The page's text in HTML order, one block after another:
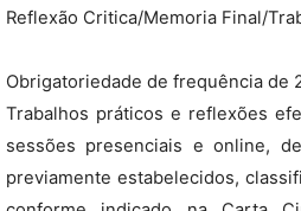
Reflexão Critica/Memoria Final/
Obrigatoriedade de frequência de
Trabalhos práticos e reflexões
sessões presenciais e online,
previamente estabelecidos,